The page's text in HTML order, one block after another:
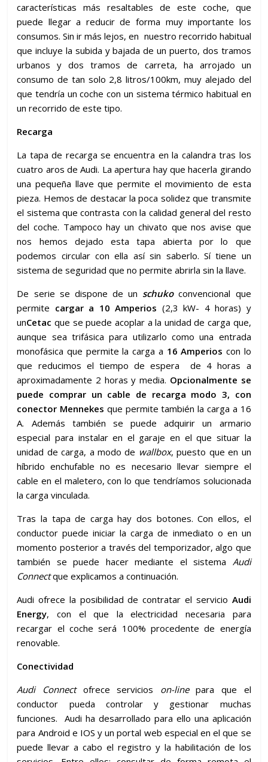
características más resaltables de este coche, que
puede llegar a reducir de forma muy importante los
consumos. Sin ir más lejos, en nuestro recorrido habitual
que incluye la subida y bajada de un puerto, dos tramos
urbanos y dos tramos de carreta, ha arrojado un
consumo de tan solo 2,8 litros/100km, muy alejado del
que tendría un coche con un sistema térmico habitual en
un recorrido de este tipo.
Recarga
La tapa de recarga se encuentra en la calandra tras los
cuatro aros de Audi. La apertura hay que hacerla girando
una pequeña llave que permite el movimiento de esta
pieza. Hemos de destacar la poca solidez que transmite
el sistema que contrasta con la calidad general del resto
del coche. Tampoco hay un chivato que nos avise que
nos hemos dejado esta tapa abierta por lo que
podemos circular con ella así sin saberlo. Sí tiene un
sistema de seguridad que no permite abrirla sin la llave.
De serie se dispone de un schukoconvencional que
permite cargar a 10 Amperios (2,3 kW- 4 horas) y
unCetacque se puede acoplar a la unidad de carga que,
aunque sea trifásica para utilizarlo como una entrada
monofásica que permite la carga a 16 Amperios con lo
que reducimos el tiempo de espera de 4 horas a
aproximadamente 2 horas y media. Opcionalmente se
puede comprar un cable de recarga modo 3, con
conector Mennekes que permite también la carga a 16
A. Además también se puede adquirir un armario
especial para instalar en el garaje en el que situar la
unidad de carga, a modo de wallbox, puesto que en un
híbrido enchufable no es necesario llevar siempre el
cable en el maletero, con lo que tendríamos solucionada
la carga vinculada.
Tras la tapa de carga hay dos botones. Con ellos, el
conductor puede iniciar la carga de inmediato o en un
momento posterior a través del temporizador, algo que
también se puede hacer mediante el sistema Audi
Connectque explicamos a continuación.
Audi ofrece la posibilidad de contratar el servicio Audi
Energy, con el que la electricidad necesaria para
recargar el coche será 100% procedente de energía
renovable.
Conectividad
Audi Connectofrece servicios on-linepara que el
conductor pueda controlar y gestionar muchas
funciones. Audi ha desarrollado para ello una aplicación
para Android e IOS y un portal web especial en el que se
puede llevar a cabo el registro y la habilitación de los